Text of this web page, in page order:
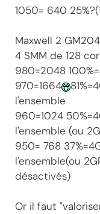
1050= 640
Maxwell 2
4 SMM de 128
980=2048
970=1664
l'ensemble
960=1024
l'ensemble (ou
950= 768
l'ensemble(ou
désactivés)
Or il faut